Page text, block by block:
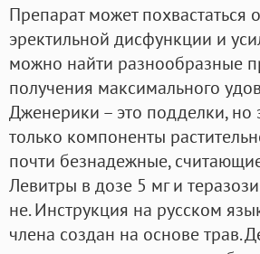
Препарат может похвастаться
эректильной дисфункции и
можно найти разнообразные
получения максимального
Дженерики – это подделки, но
только компоненты
почти безнадежные,
Левитры в дозе 5 мг и
не. Инструкция на русском
члена создан на основе